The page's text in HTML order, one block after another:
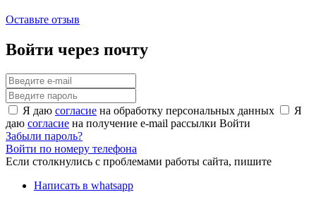
Оставьте отзыв
Войти через почту
Я даю согласие на обработку персональных данных
Я
даю согласие на получение e-mail рассылки Войти
Забыли пароль?
Войти по номеру телефона
Если столкнулись с проблемами работы сайта, пишите
Написать в whatsapp